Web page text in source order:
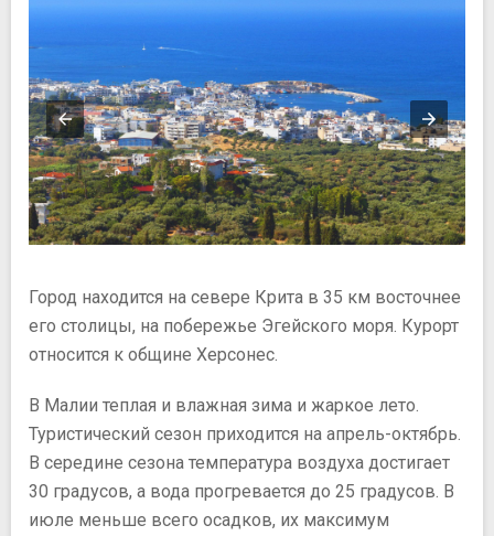
Город находится на севере Крита в 35 км восточнее
его столицы, на побережье Эгейского моря. Курорт
относится к общине Херсонес.
В Малии теплая и влажная зима и жаркое лето.
Туристический сезон приходится на апрель-октябрь.
В середине сезона температура воздуха достигает
30 градусов, а вода прогревается до 25 градусов. В
июле меньше всего осадков, их максимум